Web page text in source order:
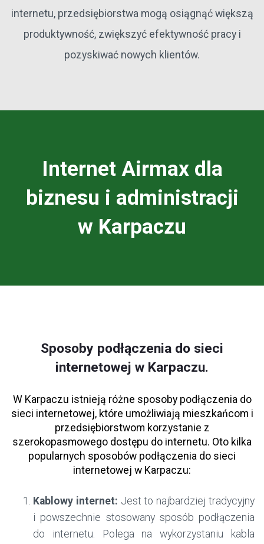
internetu, przedsiębiorstwa mogą osiągnąć większą
produktywność, zwiększyć efektywność pracy i
pozyskiwać nowych klientów.
Internet Airmax dla
biznesu i administracji
w Karpaczu
Sposoby podłączenia do sieci
internetowej w Karpaczu.
W Karpaczu istnieją różne sposoby podłączenia do
sieci internetowej, które umożliwiają mieszkańcom i
przedsiębiorstwom korzystanie z
szerokopasmowego dostępu do internetu. Oto kilka
popularnych sposobów podłączenia do sieci
internetowej w Karpaczu:
Kablowy internet: Jest to najbardziej tradycyjny
i powszechnie stosowany sposób podłączenia
do internetu. Polega na wykorzystaniu kabla